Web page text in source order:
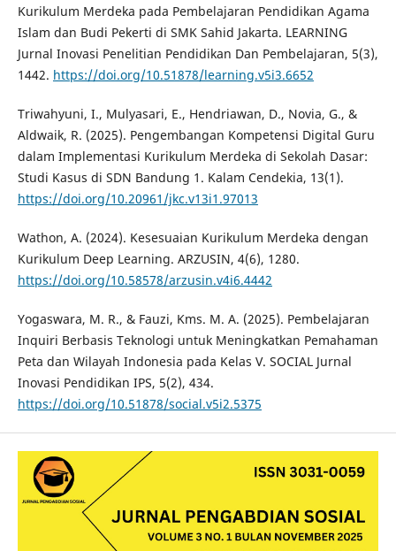
Kurikulum Merdeka pada Pembelajaran Pendidikan Agama
Islam dan Budi Pekerti di SMK Sahid Jakarta. LEARNING
Jurnal Inovasi Penelitian Pendidikan Dan Pembelajaran, 5(3),
1442. https://doi.org/10.51878/learning.v5i3.6652
Triwahyuni, I., Mulyasari, E., Hendriawan, D., Novia, G., &
Aldwaik, R. (2025). Pengembangan Kompetensi Digital Guru
dalam Implementasi Kurikulum Merdeka di Sekolah Dasar:
Studi Kasus di SDN Bandung 1. Kalam Cendekia, 13(1).
https://doi.org/10.20961/jkc.v13i1.97013
Wathon, A. (2024). Kesesuaian Kurikulum Merdeka dengan
Kurikulum Deep Learning. ARZUSIN, 4(6), 1280.
https://doi.org/10.58578/arzusin.v4i6.4442
Yogaswara, M. R., & Fauzi, Kms. M. A. (2025). Pembelajaran
Inquiri Berbasis Teknologi untuk Meningkatkan Pemahaman
Peta dan Wilayah Indonesia pada Kelas V. SOCIAL Jurnal
Inovasi Pendidikan IPS, 5(2), 434.
https://doi.org/10.51878/social.v5i2.5375